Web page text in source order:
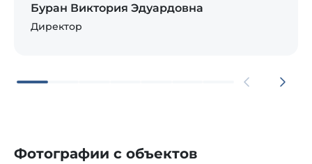
Буран Виктория Эдуардовна
Директор
Фотографии с объектов